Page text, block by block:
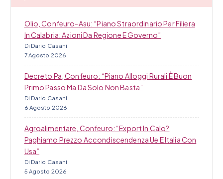
Olio, Confeuro-Asu: “Piano Straordinario Per Filiera
In Calabria: Azioni Da Regione E Governo”
Di Dario Casani
7 Agosto 2026
Decreto Pa, Confeuro: “Piano Alloggi Rurali È Buon
Primo Passo Ma Da Solo Non Basta”
Di Dario Casani
6 Agosto 2026
Agroalimentare, Confeuro: “Export In Calo?
Paghiamo Prezzo Accondiscendenza Ue E Italia Con
Usa”
Di Dario Casani
5 Agosto 2026